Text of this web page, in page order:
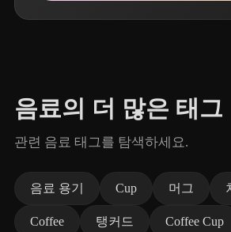
음료의 더 많은 태그
관련 음료 태그를 탐색하세요.
음료 용기 Cup 머그
Coffee 탱커드 Coffee Cup